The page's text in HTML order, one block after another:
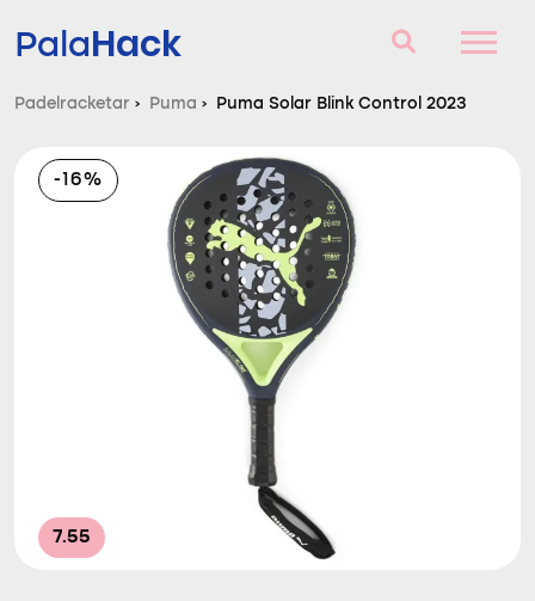
PalaHack
Frågor och svar
Komparator
Padelracketar › Puma › Puma Solar Blink Control 2023
-16%
7.55